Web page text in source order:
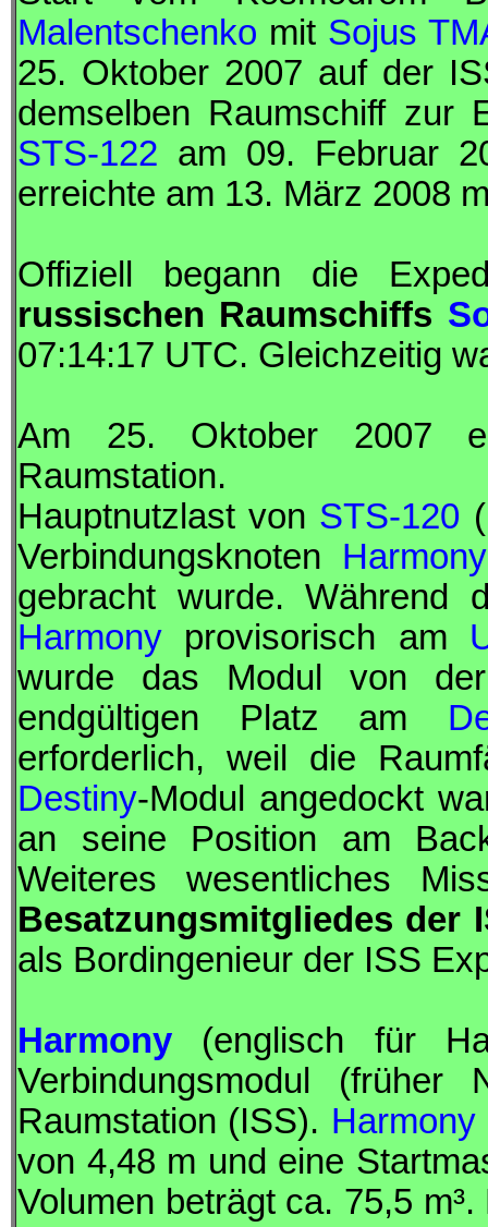
Malentschenko mit Sojus
25. Oktober 2007 auf der
demselben Raumschiff zur
STS-122 am 09. Februar
erreichte am 13. März 2008
Offiziell begann die
russischen Raumschiffs
07:14:17 UTC. Gleichzeitig
Am 25. Oktober 2007
Raumstation.
Hauptnutzlast von STS-120 (
Verbindungsknoten Harmony
gebracht wurde. Während
Harmony provisorisch am
wurde das Modul von der
endgültigen Platz am
erforderlich, weil die
Destiny-Modul angedockt
an seine Position am
Weiteres wesentliches
Besatzungsmitgliedes der
als Bordingenieur der ISS
Harmony (englisch für
Verbindungsmodul
Raumstation (ISS). Harmony
von 4,48 m und eine
Volumen beträgt ca. 75,5